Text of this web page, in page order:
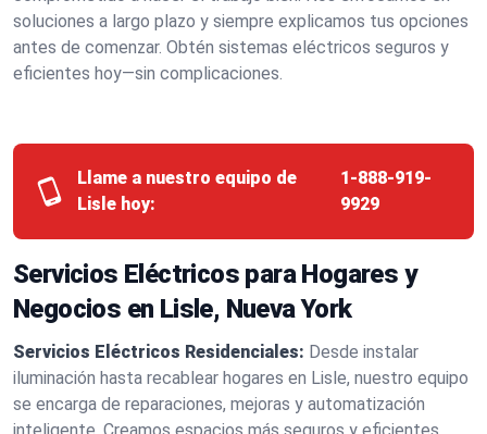
soluciones a largo plazo y siempre explicamos tus opciones
antes de comenzar. Obtén sistemas eléctricos seguros y
eficientes hoy—sin complicaciones.
Llame a nuestro equipo de
Lisle hoy:
1-888-919-
9929
Servicios Eléctricos para Hogares y
Negocios en Lisle, Nueva York
Servicios Eléctricos Residenciales: Desde instalar
iluminación hasta recablear hogares en Lisle, nuestro equipo
se encarga de reparaciones, mejoras y automatización